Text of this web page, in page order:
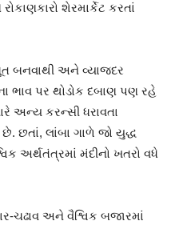
શેરમાર્કેટ કરતાં
બનવાથી અને વ્યાજદર
ભાવ પર થોડોક દબાણ પણ રહે
અન્ય કરન્સી ધરાવતા
છે. છતાં, લાંબા ગાળે જો યુદ્ધ
અર્થતંત્રમાં મંદીનો ખતરો વધે
ચઢાવ અને વૈશ્વિક બજારમાં